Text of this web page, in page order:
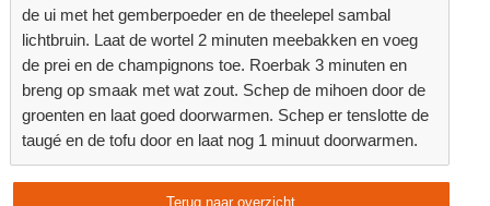
de ui met het gemberpoeder en de theelepel sambal
lichtbruin. Laat de wortel 2 minuten meebakken en voeg
de prei en de champignons toe. Roerbak 3 minuten en
breng op smaak met wat zout. Schep de mihoen door de
groenten en laat goed doorwarmen. Schep er tenslotte de
taugé en de tofu door en laat nog 1 minuut doorwarmen.
Terug naar overzicht